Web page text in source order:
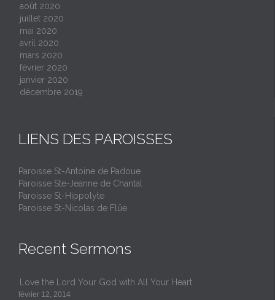
août 2020
juillet 2020
mai 2020
avril 2020
mars 2020
février 2020
janvier 2020
décembre 2019
LIENS DES PAROISSES
Paroisse St-Antoine de Padoue
Paroisse Ste-Jeanne de Chantal
Paroisse St-Hippolyte
Paroisse St-Nicolas de Flüe
Recent Sermons
Love the Lord Your God with All Your Heart
février 12, 2014